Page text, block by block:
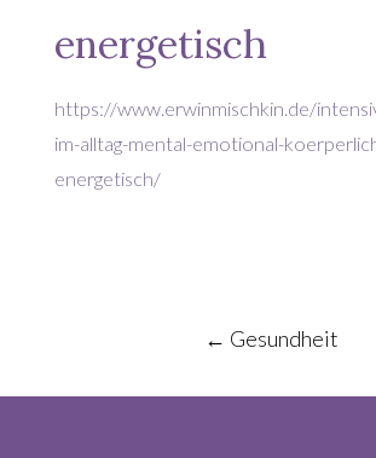
energetisch
https://www.erwinmischkin.de/
im-alltag-mental-emotional-
energetisch/
navigation
← Gesundheit